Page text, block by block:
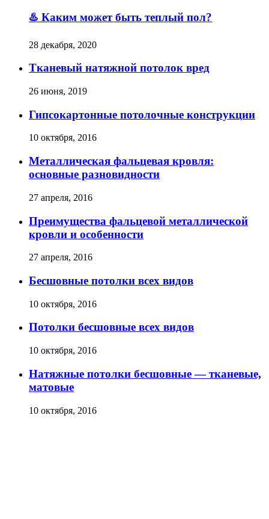
♨️ Каким может быть теплый пол?
28 декабря, 2020
Тканевый натяжной потолок вред
26 июня, 2019
Гипсокартонные потолочные конструкции
10 октября, 2016
Металлическая фальцевая кровля:
основные разновидности
27 апреля, 2016
Преимущества фальцевой металлической
кровли и особенности
27 апреля, 2016
Бесшовные потолки всех видов
10 октября, 2016
Потолки бесшовные всех видов
10 октября, 2016
Натяжные потолки бесшовные — тканевые,
матовые
10 октября, 2016